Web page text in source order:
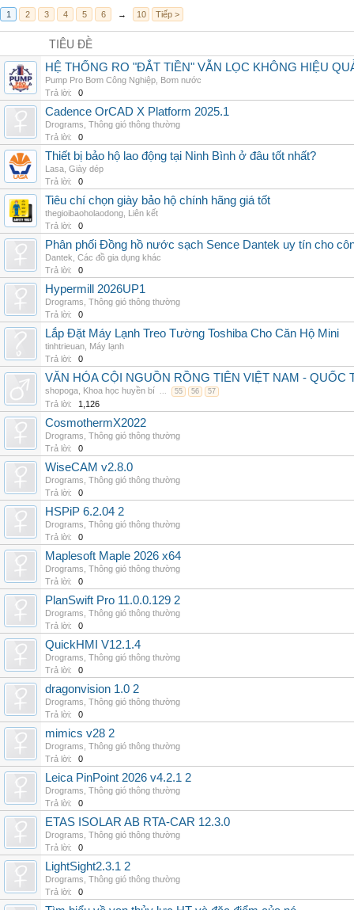
1 2 3 4 5 6 → 10 Tiếp >
TIÊU ĐỀ
HỆ THỐNG RO "ĐẮT TIỀN" VẪN LỌC KHÔNG HIỆU
Pump Pro Bơm Công Nghiệp Bơm nước
Trả lời:
0
Cadence OrCAD X Platform 2025.1
Drograms Thông gió thông thường
Trả lời:
0
Thiết bị bảo hộ lao động tại Ninh Bình ở đâu tốt nhất?
Lasa Giày dép
Trả lời:
0
Tiêu chí chọn giày bảo hộ chính hãng giá tốt
thegioibaoholaodong Liên kết
Trả lời:
0
Phân phối Đồng hồ nước sạch Sence Dantek uy tín cho
Dantek Các đồ gia dụng khác
Trả lời:
0
Hypermill 2026UP1
Drograms Thông gió thông thường
Trả lời:
0
Lắp Đặt Máy Lạnh Treo Tường Toshiba Cho Căn Hộ Mini
tinhtrieuan Máy lạnh
Trả lời:
0
VĂN HÓA CỘI NGUỒN RỒNG TIÊN VIỆT NAM -
shopoga Khoa học huyền bí ... 55 56 57
Trả lời: 1,126
CosmothermX2022
Drograms Thông gió thông thường
Trả lời:
0
WiseCAM v2.8.0
Drograms Thông gió thông thường
Trả lời:
0
HSPiP 6.2.04 2
Drograms Thông gió thông thường
Trả lời:
0
Maplesoft Maple 2026 x64
Drograms Thông gió thông thường
Trả lời:
0
PlanSwift Pro 11.0.0.129 2
Drograms Thông gió thông thường
Trả lời:
0
QuickHMI V12.1.4
Drograms Thông gió thông thường
Trả lời:
0
dragonvision 1.0 2
Drograms Thông gió thông thường
Trả lời:
0
mimics v28 2
Drograms Thông gió thông thường
Trả lời:
0
Leica PinPoint 2026 v4.2.1 2
Drograms Thông gió thông thường
Trả lời:
0
ETAS ISOLAR AB RTA-CAR 12.3.0
Drograms Thông gió thông thường
Trả lời:
0
LightSight2.3.1 2
Drograms Thông gió thông thường
Trả lời:
0